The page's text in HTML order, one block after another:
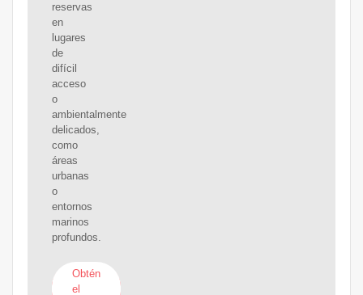
reservas
en
lugares
de
difícil
acceso
o
ambientalmente
delicados,
como
áreas
urbanas
o
entornos
marinos
profundos.
Obtén
el